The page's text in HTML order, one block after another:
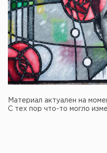
Материал актуален на
С тех пор что-то могло